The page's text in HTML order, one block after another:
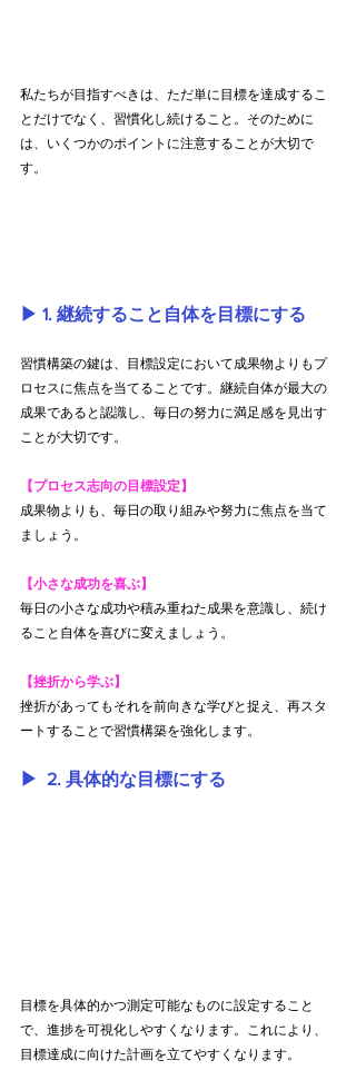
私たちが目指すべきは、ただ単に目標を達成するこ
とだけでなく、習慣化し続けること。そのために
は、いくつかのポイントに注意することが大切で
す。
▶︎ 1. 継続すること自体を目標にする
習慣構築の鍵は、目標設定において成果物よりもプ
ロセスに焦点を当てることです。継続自体が最大の
成果であると認識し、毎日の努力に満足感を見出す
ことが大切です。
【プロセス志向の目標設定】
成果物よりも、毎日の取り組みや努力に焦点を当て
ましょう。
【小さな成功を喜ぶ】
毎日の小さな成功や積み重ねた成果を意識し、続け
ること自体を喜びに変えましょう。
【挫折から学ぶ】
挫折があってもそれを前向きな学びと捉え、再スタ
ートすることで習慣構築を強化します。
▶︎  2. 具体的な目標にする
目標を具体的かつ測定可能なものに設定すること
で、進捗を可視化しやすくなります。これにより、
目標達成に向けた計画を立てやすくなります。